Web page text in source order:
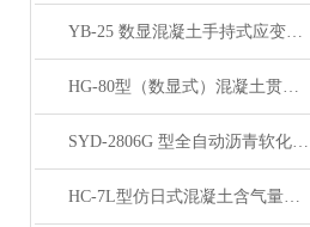
YB-25 数显混凝土手持式应变仪产品展示
HG-80型（数显式）混凝土贯入阻力测定仪产品展示
SYD-2806G 型全自动沥青软化点仪展示
HC-7L型仿日式混凝土含气量测定仪产品展示